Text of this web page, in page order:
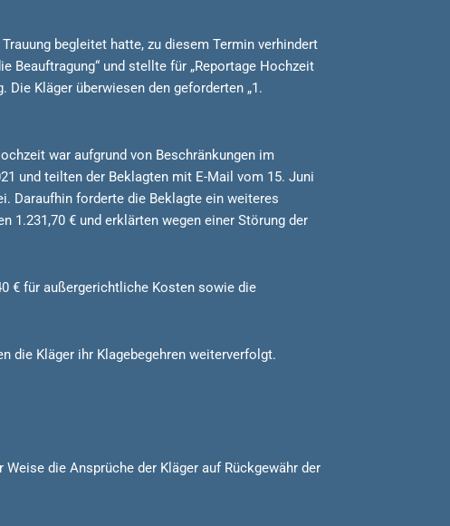
begleitet hatte, zu diesem Termin verhindert
Beauftragung“ und stellte für „Reportage Hochzeit
Die Kläger überwiesen den geforderten „1.
war aufgrund von Beschränkungen im
und teilten der Beklagten mit E-Mail vom 15. Juni
Daraufhin forderte die Beklagte ein weiteres
1.231,70 € und erklärten wegen einer Störung der
€ für außergerichtliche Kosten sowie die
die Kläger ihr Klagebegehren weiterverfolgt.
die Ansprüche der Kläger auf Rückgewähr der